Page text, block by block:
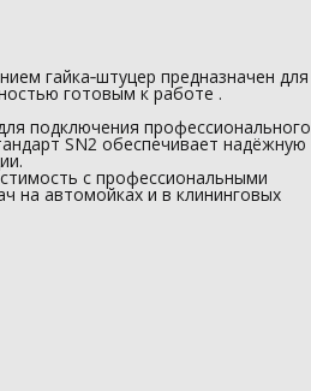
гайка‑штуцер предназначен для
готовым к работе .
подключения профессионального
SN2 обеспечивает надёжную
с профессиональными
на автомойках и в клининговых